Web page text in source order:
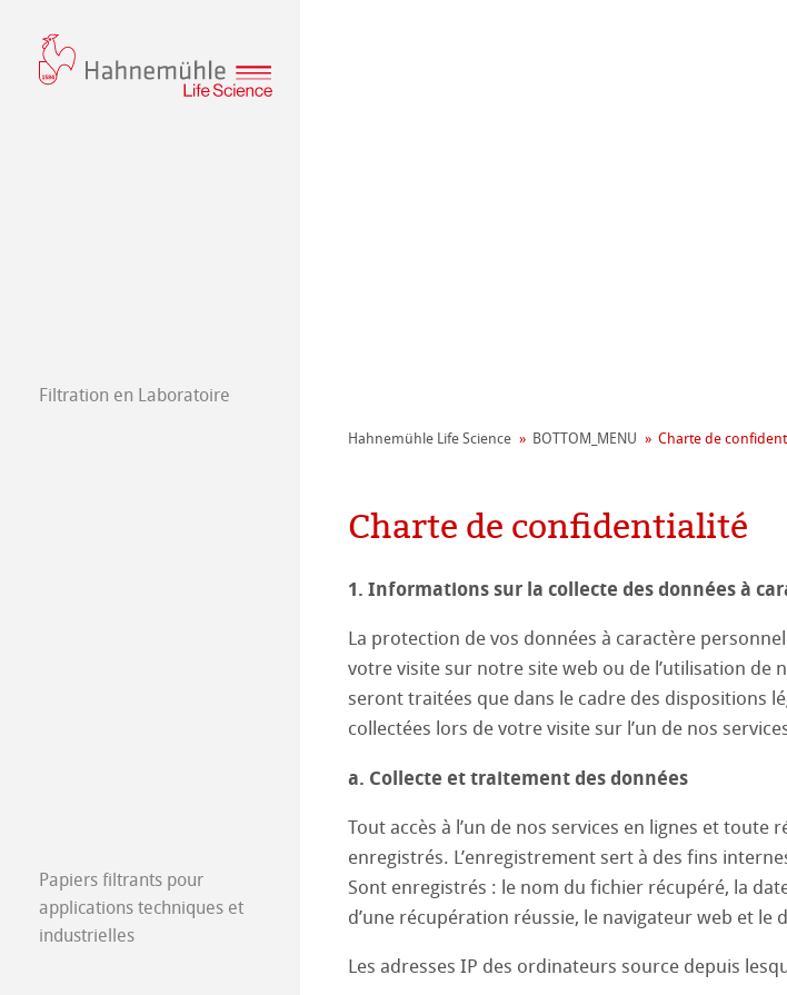
Filtration en Laboratoire
Quantitative Filterpapiere
Papiers filtres pour les travaux de laboratoire
Anwendungsbezogene Filterpapiere
Filtres en fibres de verre – sans liant
Filtres en fibres de quartz
Cartouches d‘extraction
Cartouches en fibre de quartz
Cartouches en fibres de verre
Cartouches d‘extraction en cellulose
Filtre à membrane
Filtre à membrane en acétate de cellulose
Filtre à membrane en nitrate de cellulose
Filtre à membrane en ester mixte de cellulose
Filtre à membrane en PTFE
Résistance chimique – Membranes
Filtres seringues
Filtre seringue en acétate de cellulose
Filtre seringue en polyéthersulfone
Filtre seringue en PTFE
Papiers filtrants pour
applications techniques et
industrielles
Recommandations du papier filtre pour des
Hahnemühle Life Science BOTTOM_MENU Charte de
Charte de confidentialité
1. Informations sur la collecte des données à
La protection de vos données à caractère
votre visite sur notre site web ou de l’utilisation de
seront traitées que dans le cadre des dispositions
collectées lors de votre visite sur l’un de nos
a. Collecte et traitement des données
Tout accès à l’un de nos services en lignes et
enregistrés. L’enregistrement sert à des fins
Sont enregistrés : le nom du fichier récupéré, la
d’une récupération réussie, le navigateur web et
Les adresses IP des ordinateurs source depuis